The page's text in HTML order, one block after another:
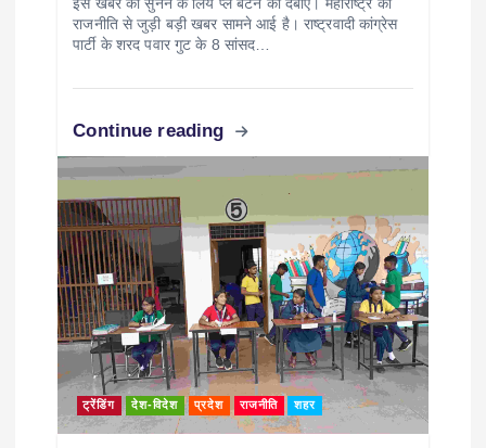
राजनीति से जुड़ी बड़ी खबर सामने आई है। राष्ट्रवादी कांग्रेस
पार्टी के शरद पवार गुट के 8 सांसद…
Continue reading
ट्रेंडिंग देश-विदेश प्रदेश राजनीति शहर